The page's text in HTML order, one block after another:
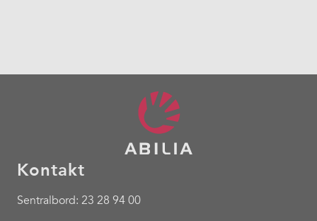
Kontakt
Sentralbord: 23 28 94 00